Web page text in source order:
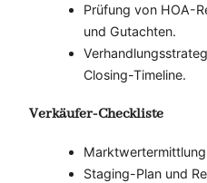
Prüfung von HOA-
und Gutachten.
Closing-Timeline.
Verkäufer-Checkliste
Staging-Plan und